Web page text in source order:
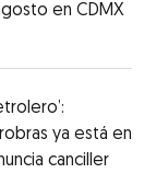
en CDMX
ya está en
canciller